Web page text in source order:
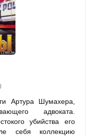
Артура Шумахера,
адвоката.
убийства его
себя коллекцию